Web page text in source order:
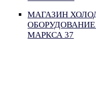
МАГАЗИН
ОБОРУДОВАНИЕ
МАРКСА 37